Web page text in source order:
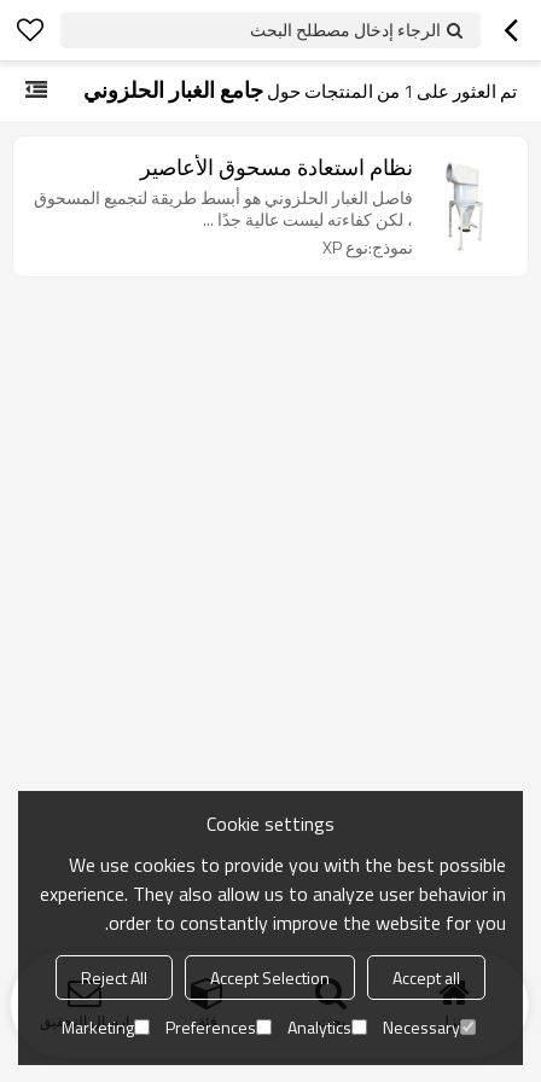
الرجاء إدخال مصطلح البحث
تم العثور على 1 من المنتجات حولجامع الغبار الحلزوني
نظام استعادة مسحوق الأعاصير
فاصل الغبار الحلزوني هو أبسط طريقة لتجميع المسحوق
، لكن كفاءته ليست عالية جدًا ...
نموذج:نوع XP
منزل بحث فئة ارسال التحقيق
Cookie settings
We use cookies to provide you with the best possible
experience. They also allow us to analyze user behavior in
order to constantly improve the website for you.
Accept all
Accept Selection
Reject All
Necessary
Analytics
Preferences
Marketing